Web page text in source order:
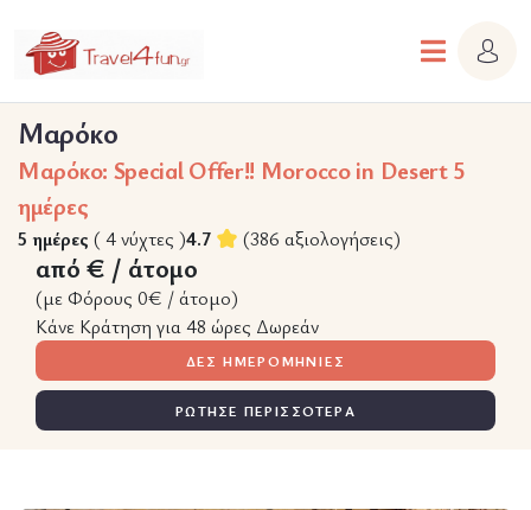
Μαρόκο
Μαρόκο: Special Offer!! Morocco in Desert 5
ημέρες
5 ημέρες ( 4 νύχτες )4.7 (386 αξιολογήσεις)
από € / άτομο
(με Φόρους 0€ / άτομο)
Κάνε Κράτηση για 48 ώρες Δωρεάν
ΔΕΣ ΗΜΕΡΟΜΗΝΙΕΣ
ΡΩΤΗΣΕ ΠΕΡΙΣΣΟΤΕΡΑ